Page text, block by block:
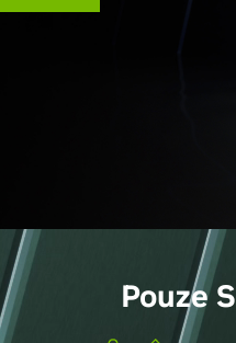
Pouze S